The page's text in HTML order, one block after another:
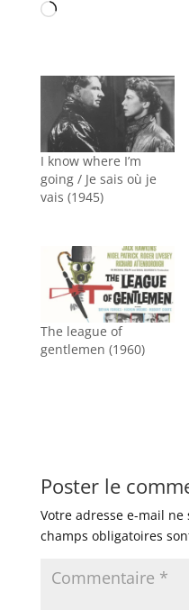
Chargement…
I know where I’m
going / Je sais où je
vais (1945)
The league of
gentlemen (1960)
Poster le
Votre adresse e-mail
champs obligatoires